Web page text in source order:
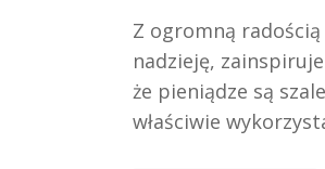
Z ogromną
nadzieję,
że pieniądze są
właściwie